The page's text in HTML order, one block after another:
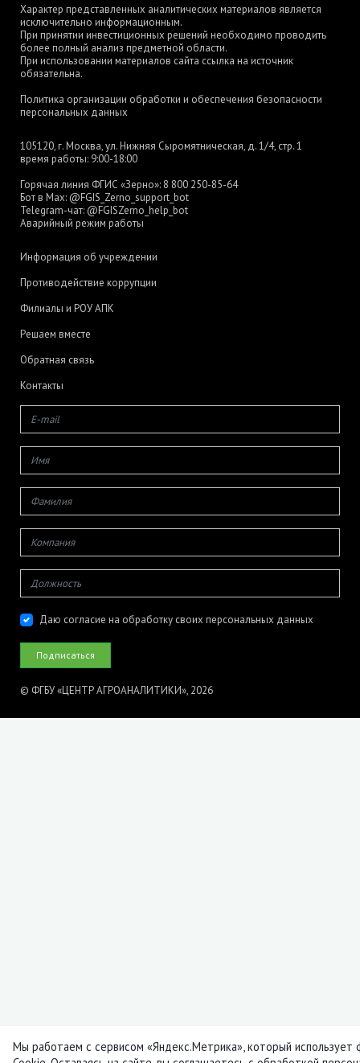
Характер представленных аналитических материалов является
исключительно информационным.
При принятии инвестиционных решений необходимо проводить
более полный анализ предметной области.
При использовании материалов сайта ссылка на источник
обязательна.
Политика организации обработки и обеспечения безопасности
персональных данных
105120, г. Москва, ул. Нижняя Сыромятническая, д. 1/4, стр. 1
время работы: 9:00-18:00
Горячая линия ФГИС «Зерно»: 8 800 250-85-64
Бот в Max: @FGIS_Zerno_support_bot
Telegram-чат: @FGISZerno_help_bot
Аварийный режим работы
Информация об учреждении
Противодействие коррупции
Филиалы и РОУ АПК
Решаем вместе
Обратная связь
Контакты
Даю согласие на обработку своих персональных данных
© ФГБУ «ЦЕНТР АГРОАНАЛИТИКИ», 2026
Мы работаем с сервисом «Яндекс.Метрика», который использует